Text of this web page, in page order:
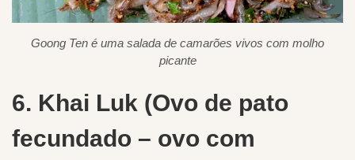
Goong Ten é uma salada de camarões vivos com molho
picante
6. Khai Luk (Ovo de pato
fecundado – ovo com